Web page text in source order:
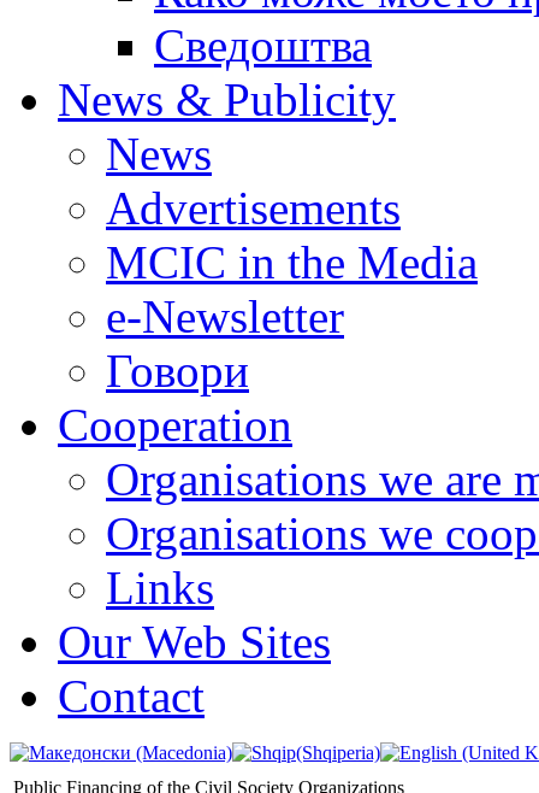
Сведоштва
News & Publicity
News
Advertisements
MCIC in the Media
e-Newsletter
Говори
Cooperation
Organisations we are
Organisations we
Links
Our Web Sites
Contact
Public Financing of the Civil Society Organizations